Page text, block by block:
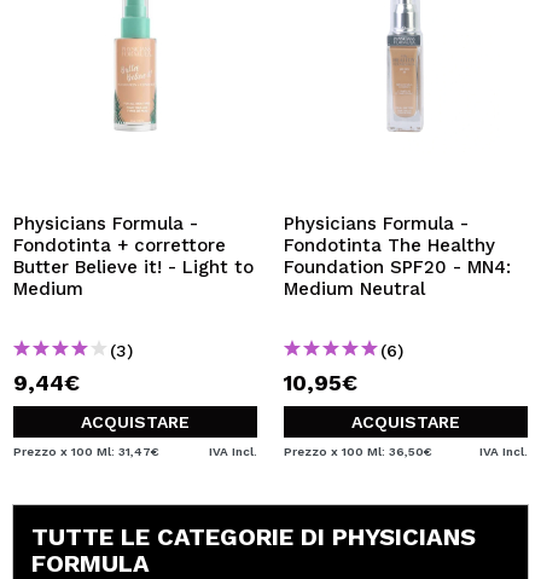
Physicians Formula -
Fondotinta + correttore
Butter Believe it! - Light to
Medium
(3)
9,44€
ACQUISTARE
Prezzo x 100 Ml: 31,47€ IVA Incl.
Physicians Formula -
Fondotinta The Healthy
Foundation SPF20 - MN4:
Medium Neutral
(6)
10,95€
ACQUISTARE
Prezzo x 100 Ml: 36,50€ IVA Incl.
TUTTE LE CATEGORIE DI PHYSICIANS
FORMULA